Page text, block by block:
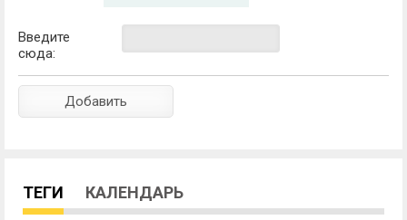
Введите
сюда:
ТЕГИ КАЛЕНДАРЬ